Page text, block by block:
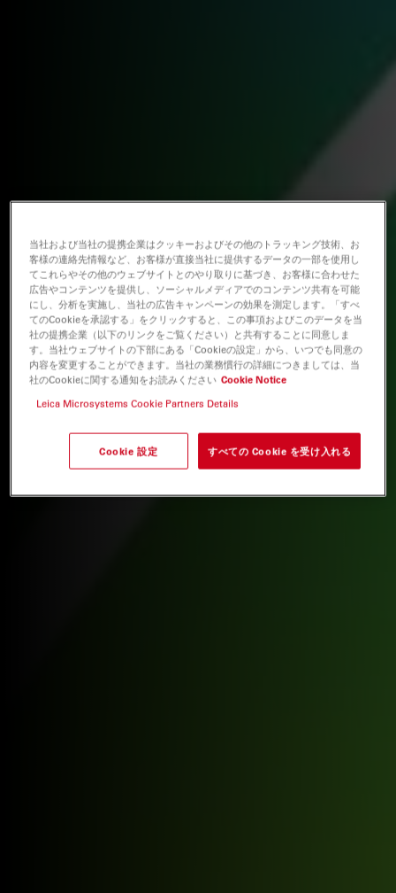
当社および当社の提携企業はクッキーおよびその他のトラッキング技術、お
客様の連絡先情報など、お客様が直接当社に提供するデータの一部を使用し
てこれらやその他のウェブサイトとのやり取りに基づき、お客様に合わせた
広告やコンテンツを提供し、ソーシャルメディアでのコンテンツ共有を可能
にし、分析を実施し、当社の広告キャンペーンの効果を測定します。「すべ
てのCookieを承認する」をクリックすると、この事項およびこのデータを当
社の提携企業（以下のリンクをご覧ください）と共有することに同意しま
す。当社ウェブサイトの下部にある「Cookieの設定」から、いつでも同意の
内容を変更することができます。当社の業務慣行の詳細につきましては、当
社のCookieに関する通知をお読みください Cookie Notice
Leica Microsystems Cookie Partners Details
Cookie 設定 すべての Cookie を受け入れる